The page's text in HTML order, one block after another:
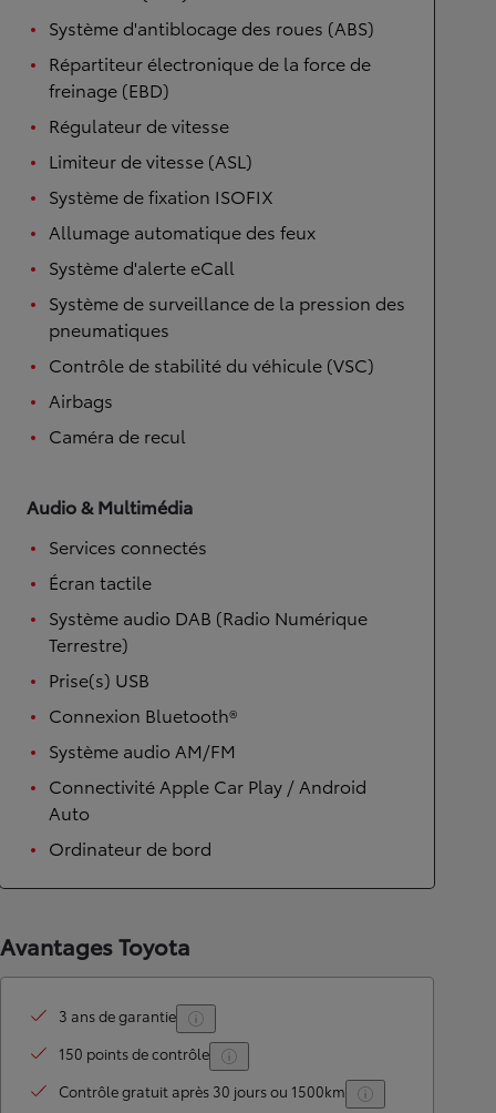
Système d'antiblocage des roues (ABS)
Répartiteur électronique de la force de
freinage (EBD)
Régulateur de vitesse
Limiteur de vitesse (ASL)
Système de fixation ISOFIX
Allumage automatique des feux
Système d'alerte eCall
Système de surveillance de la pression des
pneumatiques
Contrôle de stabilité du véhicule (VSC)
Airbags
Caméra de recul
Audio & Multimédia
Services connectés
Écran tactile
Système audio DAB (Radio Numérique
Terrestre)
Prise(s) USB
Connexion Bluetooth®
Système audio AM/FM
Connectivité Apple Car Play / Android
Auto
Ordinateur de bord
Avantages Toyota
3 ans de garantie
150 points de contrôle
Contrôle gratuit après 30 jours ou 1500km